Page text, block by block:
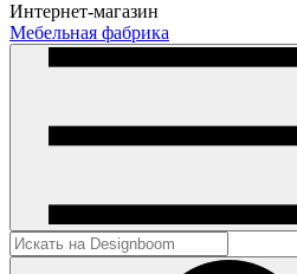
Интернет-магазин
Мебельная фабрика